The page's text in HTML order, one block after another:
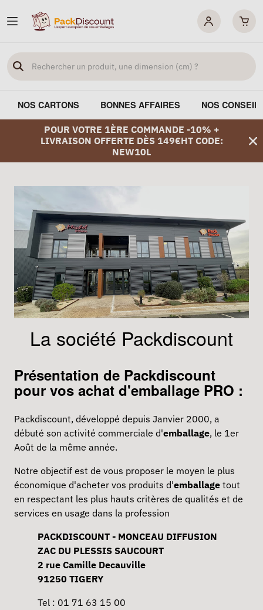
NOS CARTONS BONNES AFFAIRES NOS
POUR VOTRE 1ÈRE COMMANDE -10% +
LIVRAISON OFFERTE DÈS 149€HT CODE:
NEW10L
La société Packdiscount
Présentation de Packdiscount
pour vos achat d'emballage PRO :
Packdiscount, développé depuis Janvier 2000, a
débuté son activité commerciale d'emballage, le 1er
Août de la même année.
Notre objectif est de vous proposer le moyen le plus
économique d'acheter vos produits d'emballage tout
en respectant les plus hauts critères de qualités et de
services en usage dans la profession
PACKDISCOUNT - MONCEAU DIFFUSION
ZAC DU PLESSIS SAUCOURT
2 rue Camille Decauville
91250 TIGERY
Tel : 01 71 63 15 00